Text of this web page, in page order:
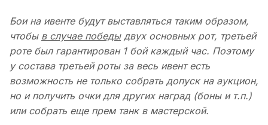
Бои на ивенте будут выставляться таким образом,
чтобы в случае победыдвух основных рот, третьей
роте был гарантирован 1 бой каждый час. Поэтому
у состава третьей роты за весь ивент есть
возможность не только собрать допуск на аукцион,
но и получить очки для других наград (боны и т.п.)
или собрать еще прем танк в мастерской.